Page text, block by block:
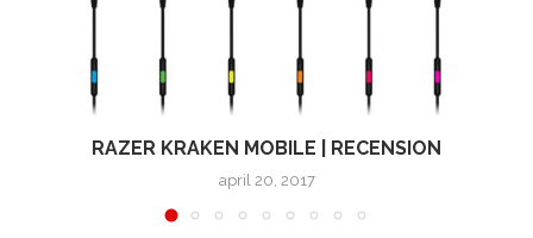
RAZER KRAKEN MOBILE | RECENSION
april 20, 2017